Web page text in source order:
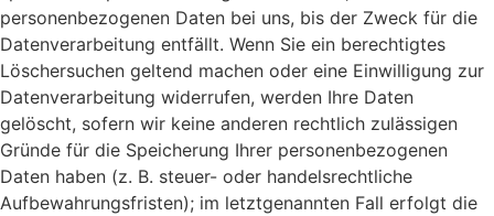
personenbezogenen Daten bei uns, bis der Zweck für die
Datenverarbeitung entfällt. Wenn Sie ein berechtigtes
Löschersuchen geltend machen oder eine Einwilligung zur
Datenverarbeitung widerrufen, werden Ihre Daten
gelöscht, sofern wir keine anderen rechtlich zulässigen
Gründe für die Speicherung Ihrer personenbezogenen
Daten haben (z. B. steuer- oder handelsrechtliche
Aufbewahrungsfristen); im letztgenannten Fall erfolgt die